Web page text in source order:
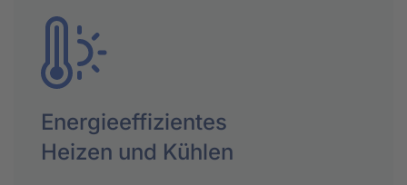
Energieeffizientes
Heizen und Kühlen